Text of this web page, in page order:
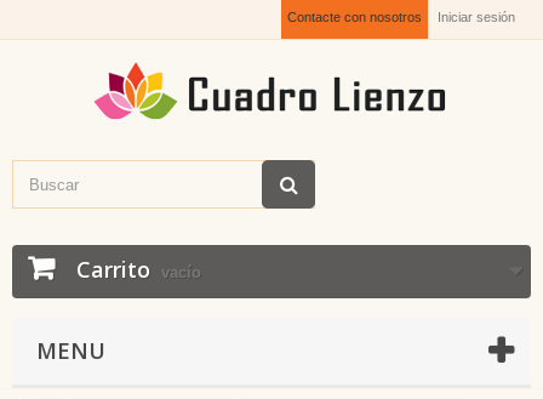
Iniciar sesión
Contacte con nosotros
Carrito vacío
MENU